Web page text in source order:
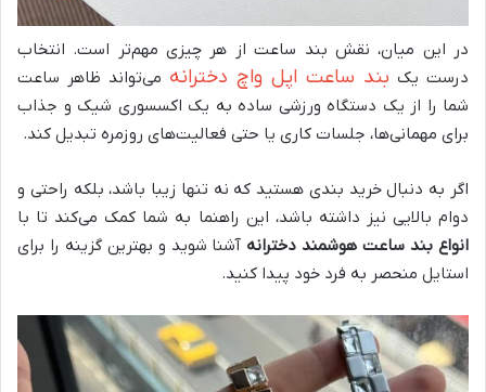
در این میان، نقش بند ساعت از هر چیزی مهم‌تر است. انتخاب
درست یک بند ساعت اپل واچ دخترانه می‌تواند ظاهر ساعت
شما را از یک دستگاه ورزشی ساده به یک اکسسوری شیک و جذاب
برای مهمانی‌ها، جلسات کاری یا حتی فعالیت‌های روزمره تبدیل کند.
اگر به دنبال خرید بندی هستید که نه تنها زیبا باشد، بلکه راحتی و
دوام بالایی نیز داشته باشد، این راهنما به شما کمک می‌کند تا با
انواع بند ساعت هوشمند دخترانه آشنا شوید و بهترین گزینه را برای
استایل منحصر به فرد خود پیدا کنید.